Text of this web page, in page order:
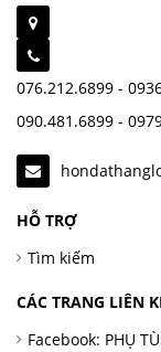
076.212.6899 -
090.481.6899 -
HỖ TRỢ
Tìm kiếm
CÁC TRANG LIÊN
Facebook: PHỤ